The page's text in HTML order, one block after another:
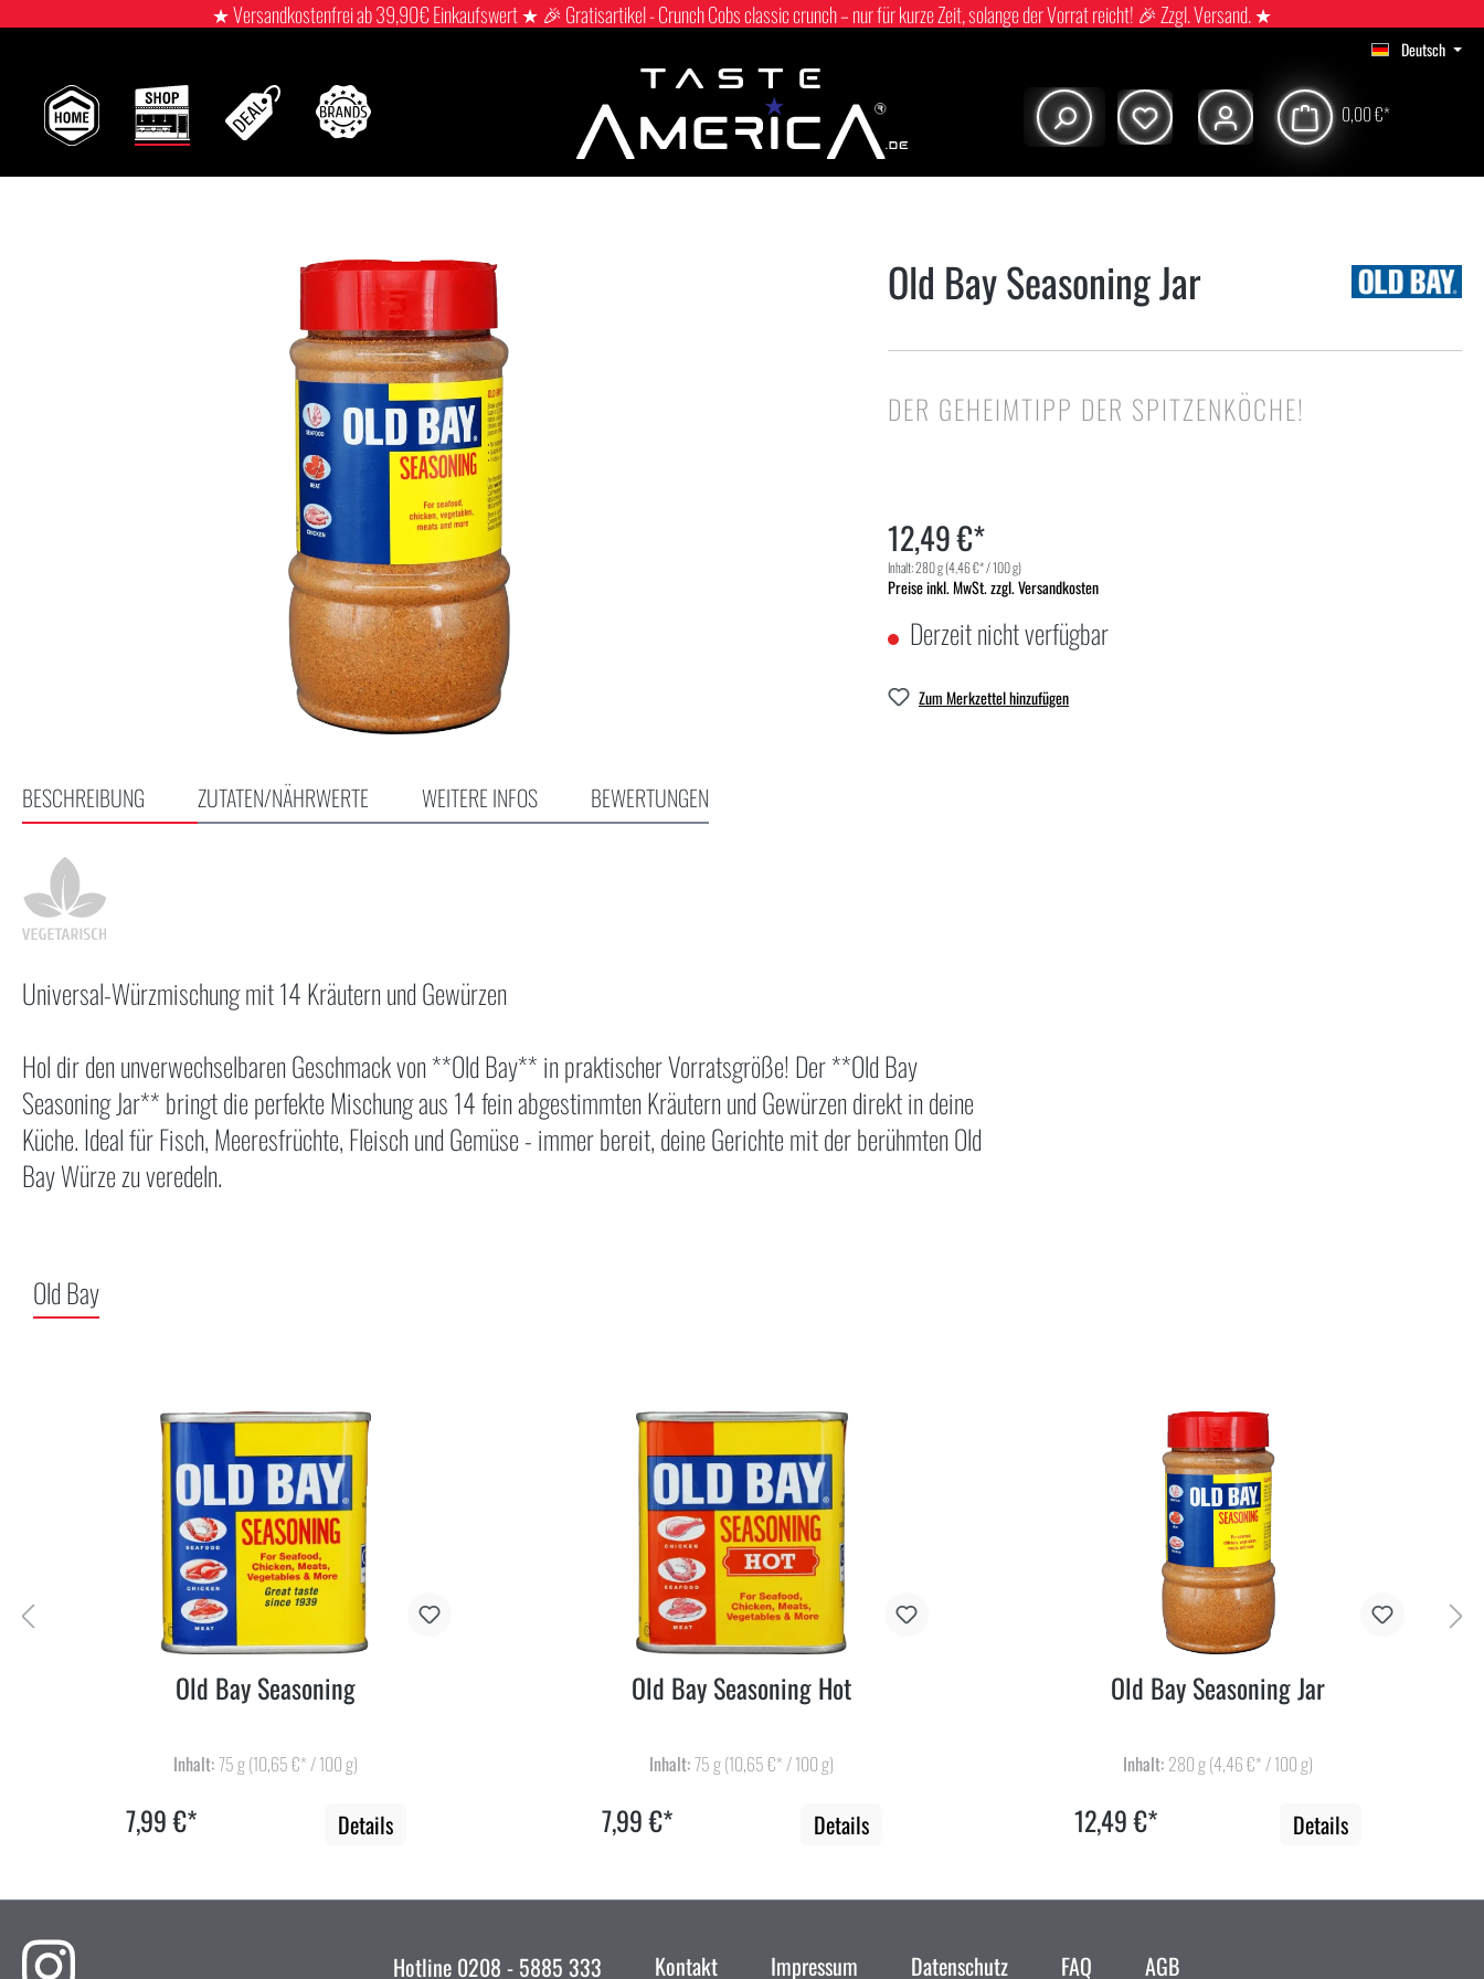
★ Versandkostenfrei ab 39,90€ Einkaufswert ★ 🎉 Gratisartikel - Crunch Cobs classic crunch – nur für kurze Zeit, solange der Vorrat reicht! 🎉 Zzgl. Versand. ★
Deutsch
0,00 €*
Old Bay Seasoning Jar
DER GEHEIMTIPP DER SPITZENKÖCHE!
12,49 €*
Inhalt:280 g(4,46 €* / 100 g)
Preise inkl. MwSt. zzgl. Versandkosten
Derzeit nicht verfügbar
Zum Merkzettel hinzufügen
BESCHREIBUNG ZUTATEN/NÄHRWERTE WEITERE INFOS BEWERTUNGEN
Universal-Würzmischung mit 14 Kräutern und Gewürzen
Hol dir den unverwechselbaren Geschmack von **Old Bay** in praktischer Vorratsgröße! Der **Old Bay
Seasoning Jar** bringt die perfekte Mischung aus 14 fein abgestimmten Kräutern und Gewürzen direkt in deine
Küche. Ideal für Fisch, Meeresfrüchte, Fleisch und Gemüse - immer bereit, deine Gerichte mit der berühmten Old
Bay Würze zu veredeln.
Old Bay
Old Bay Seasoning
Inhalt:75 g(10,65 €* / 100 g)
7,99 €* Details
Old Bay Seasoning Hot
Inhalt:75 g(10,65 €* / 100 g)
7,99 €* Details
Old Bay Seasoning Jar
Inhalt: 280 g(4,46 €* / 100 g)
12,49 €* Details
Hotline 0208 - 5885 333 Kontakt Impressum Datenschutz FAQ AGB